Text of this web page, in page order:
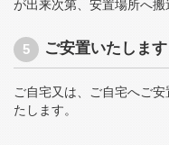
が出来次第、安置場所へ搬
ご安置いたします
ご自宅又は、ご自宅へご
たします。